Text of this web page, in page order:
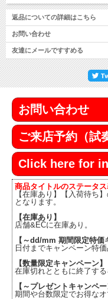
返品についての詳細はこちら
お問い合わせ
友達にメールですすめる
お問い合わせ
ご来店予約（試
Click here for
商品タイトルのステータ
【在庫あり】【入荷待ち
となります。
【在庫あり】
店舗&ECに在庫あり。
【～dd/mm 期間限定特価
日付までキャンペーン特価
【数量限定キャンペーン】
在庫切れとともに終了す
【～プレゼントキャンペー
期間や台数限定でお得な